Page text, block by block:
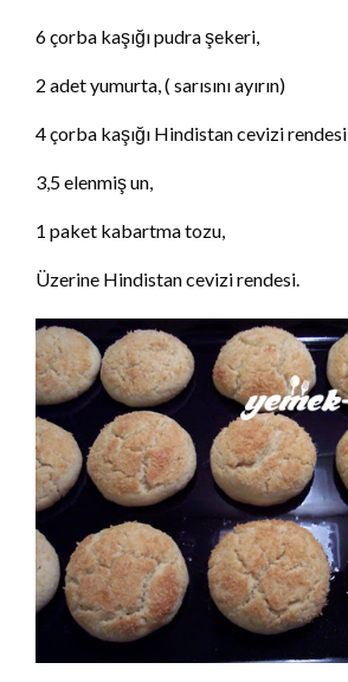
6 çorba kaşığı pudra şekeri,
2 adet yumurta, ( sarısını ayırın)
4 çorba kaşığı Hindistan cevizi rendesi,
3,5 elenmiş un,
1 paket kabartma tozu,
Üzerine Hindistan cevizi rendesi.